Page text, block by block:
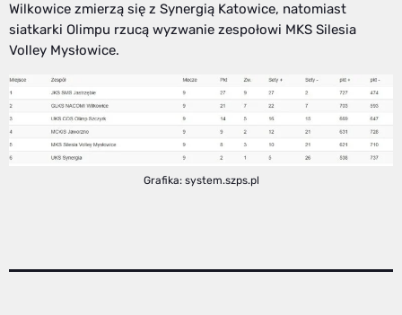
Wilkowice zmierzą się z Synergią Katowice, natomiast
siatkarki Olimpu rzucą wyzwanie zespołowi MKS Silesia
Volley Mysłowice.
Grafika: system.szps.pl